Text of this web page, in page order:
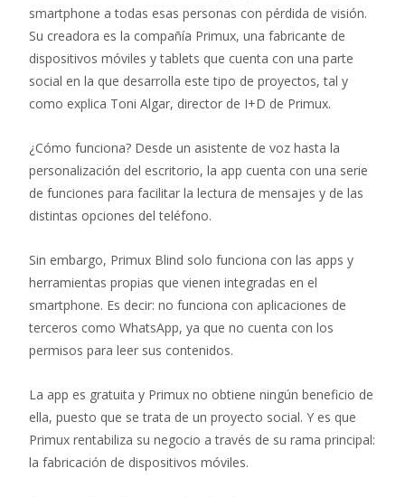
smartphone a todas esas personas con pérdida de visión.
Su creadora es la compañía Primux, una fabricante de
dispositivos móviles y tablets que cuenta con una parte
social en la que desarrolla este tipo de proyectos, tal y
como explica Toni Algar, director de I+D de Primux.
¿Cómo funciona? Desde un asistente de voz hasta la
personalización del escritorio, la app cuenta con una serie
de funciones para facilitar la lectura de mensajes y de las
distintas opciones del teléfono.
Sin embargo, Primux Blind solo funciona con las apps y
herramientas propias que vienen integradas en el
smartphone. Es decir: no funciona con aplicaciones de
terceros como WhatsApp, ya que no cuenta con los
permisos para leer sus contenidos.
La app es gratuita y Primux no obtiene ningún beneficio de
ella, puesto que se trata de un proyecto social. Y es que
Primux rentabiliza su negocio a través de su rama principal:
la fabricación de dispositivos móviles.